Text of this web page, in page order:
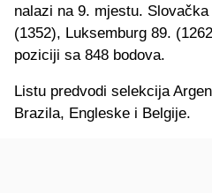
nalazi na 9. mjestu.
(1352), Luksemburg 89.
poziciji sa 848 bodova.
Listu predvodi selekcija
Brazila, Engleske i Belgije.